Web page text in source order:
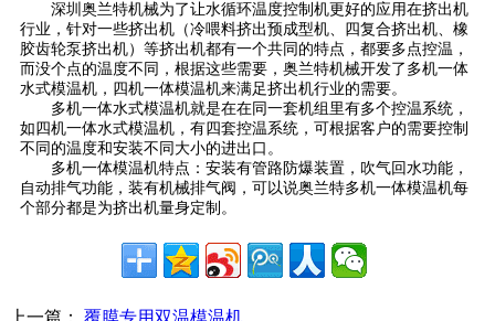
深圳奥兰特机械为了让水循环温度控制机更好的应用在挤出机
行业，针对一些挤出机（冷喂料挤出预成型机、四复合挤出机、橡
胶齿轮泵挤出机）等挤出机都有一个共同的特点，都要多点控温，
而没个点的温度不同，根据这些需要，奥兰特机械开发了多机一体
水式模温机，四机一体模温机来满足挤出机行业的需要。
多机一体水式模温机就是在在同一套机组里有多个控温系统，
如四机一体水式模温机，有四套控温系统，可根据客户的需要控制
不同的温度和安装不同大小的进出口。
多机一体模温机特点：安装有管路防爆装置，吹气回水功能，
自动排气功能，装有机械排气阀，可以说奥兰特多机一体模温机每
个部分都是为挤出机量身定制。